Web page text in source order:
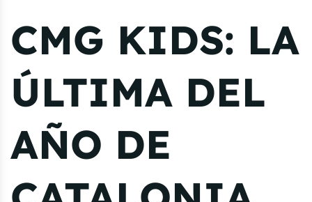
CMG KIDS: LA
ÚLTIMA DEL
AÑO DE